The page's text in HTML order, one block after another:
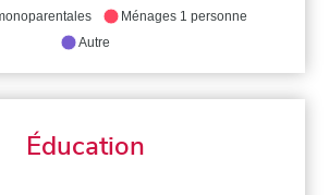
Ménages 1 personne
Autre
Éducation